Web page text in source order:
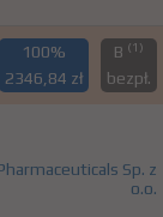
100%
2346,84 zł
B (1)
bezpł.
Sp. z
o.o.